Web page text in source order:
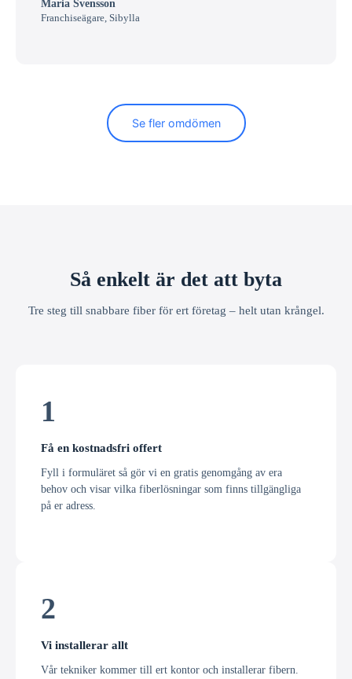
Maria Svensson
Franchiseägare, Sibylla
Se fler omdömen
Så enkelt är det att byta
Tre steg till snabbare fiber för ert företag – helt utan krångel.
1
Få en kostnadsfri offert
Fyll i formuläret så gör vi en gratis genomgång av era
behov och visar vilka fiberlösningar som finns tillgängliga
på er adress.
2
Vi installerar allt
Vår tekniker kommer till ert kontor och installerar fibern.